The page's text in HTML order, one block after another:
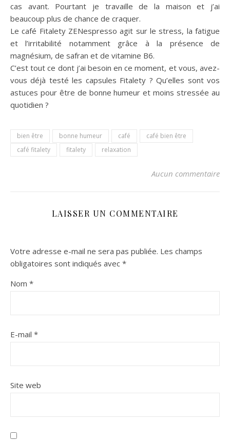
cas avant. Pourtant je travaille de la maison et j’ai
beaucoup plus de chance de craquer.
Le café Fitalety ZENespresso agit sur le stress, la fatigue
et l’irritabilité notamment grâce à la présence de
magnésium, de safran et de vitamine B6.
C’est tout ce dont j’ai besoin en ce moment, et vous, avez-
vous déjà testé les capsules Fitalety ? Qu’elles sont vos
astuces pour être de bonne humeur et moins stressée au
quotidien ?
bien être bonne humeur café
café bien être
café fitalety
fitalety relaxation
Aucun commentaire
LAISSER UN COMMENTAIRE
Votre adresse e-mail ne sera pas publiée. Les champs
obligatoires sont indiqués avec *
Nom *
E-mail *
Site web